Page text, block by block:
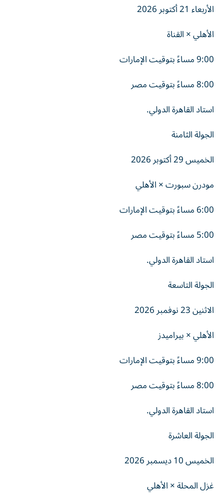
الأربعاء 21 أكتوبر 2026
الأهلي × القناة
9:00 مساءً بتوقيت الإمارات
8:00 مساءً بتوقيت مصر
استاد القاهرة الدولي.
الجولة الثامنة
الخميس 29 أكتوبر 2026
مودرن سبورت × الأهلي
6:00 مساءً بتوقيت الإمارات
5:00 مساءً بتوقيت مصر
استاد القاهرة الدولي.
الجولة التاسعة
الاثنين 23 نوفمبر 2026
الأهلي × بيراميدز
9:00 مساءً بتوقيت الإمارات
8:00 مساءً بتوقيت مصر
استاد القاهرة الدولي.
الجولة العاشرة
الخميس 10 ديسمبر 2026
غزل المحلة × الأهلي